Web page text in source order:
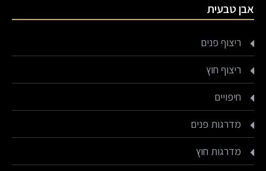
אבן טבעית
ריצוף פנים
ריצוף חוץ
חיפויים
מדרגות פנים
מדרגות חוץ